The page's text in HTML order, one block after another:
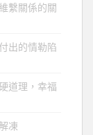
繫關係的關
出的情勒陷
道理，幸福
凍